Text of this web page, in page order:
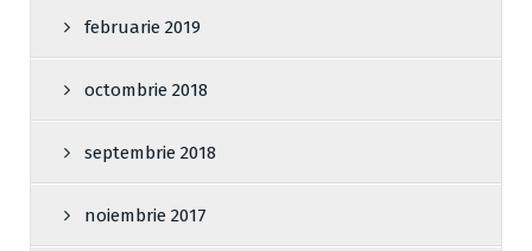
februarie 2019
octombrie 2018
septembrie 2018
noiembrie 2017